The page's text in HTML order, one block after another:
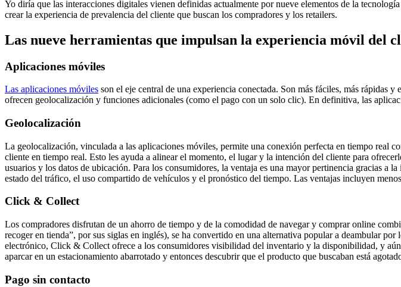
Yo diría que las interacciones digitales vienen definidas actualmente por nueve elementos de la
crear la experiencia de prevalencia del cliente que buscan los compradores y los retailers.
Las nueve herramientas que impulsan la experiencia móvil del
Aplicaciones móviles
Las aplicaciones móviles son el eje central de una experiencia conectada. Son más fáciles, más rápidas
ofrecen geolocalización y funciones adicionales (como el pago con un solo clic). En definitiva, las
Geolocalización
La geolocalización, vinculada a las aplicaciones móviles, permite una conexión perfecta en tiempo real
cliente en tiempo real. Esto les ayuda a alinear el momento, el lugar y la intención del cliente para
usuarios y los datos de ubicación. Para los consumidores, la ventaja es una mayor pertinencia gracias a
estado del tráfico, el uso compartido de vehículos y el pronóstico del tiempo. Las ventajas incluyen
Click & Collect
Los compradores disfrutan de un ahorro de tiempo y de la comodidad de navegar y comprar online
recoger en tienda”, por sus siglas en inglés), se ha convertido en una alternativa popular a deambular
electrónico, Click & Collect ofrece a los consumidores visibilidad del inventario y la disponibilidad, y
aparcar en un estacionamiento abarrotado y entonces descubrir que el producto que buscaban está
Pago sin contacto